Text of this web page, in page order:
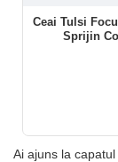
Ceai Tulsi
Sprijin
Ai ajuns la capatul